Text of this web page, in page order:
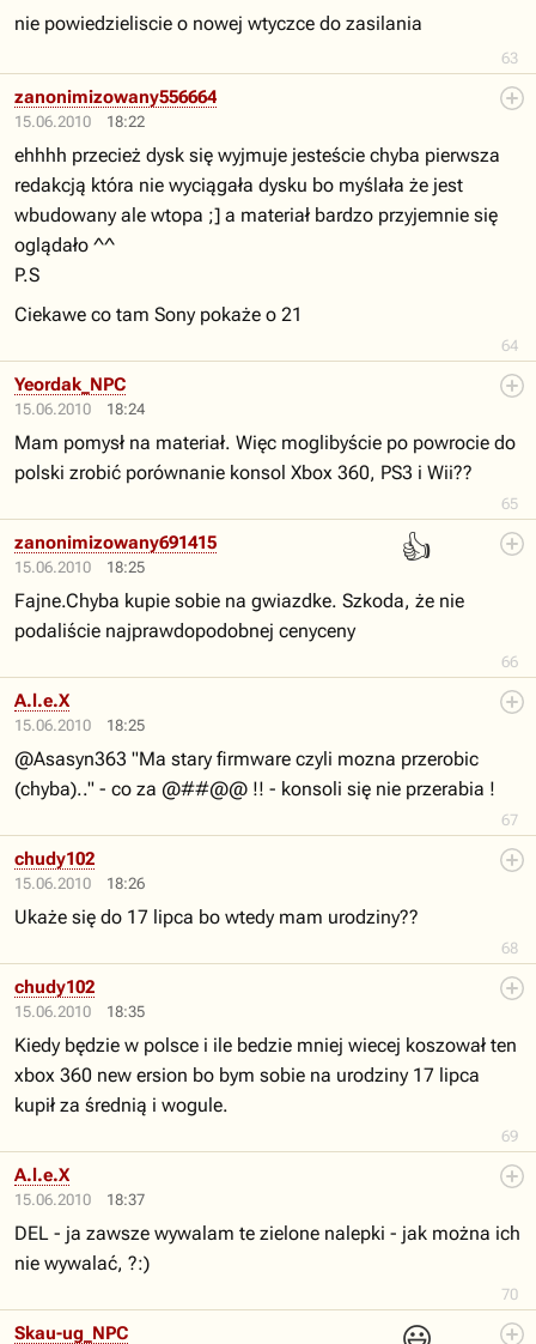
63
nie powiedzieliscie o nowej wtyczce do zasilania
15.06.2010 18:22
64
zanonimizowany556664
ehhhh przecież dysk się wyjmuje jesteście chyba pierwsza
redakcją która nie wyciągała dysku bo myślała że jest
wbudowany ale wtopa ;] a materiał bardzo przyjemnie się
oglądało ^^
P.S
Ciekawe co tam Sony pokaże o 21
15.06.2010 18:24
65
Yeordak_NPC
Mam pomysł na materiał. Więc moglibyście po powrocie do
polski zrobić porównanie konsol Xbox 360, PS3 i Wii??
15.06.2010 18:25
👍
66
zanonimizowany691415
Fajne.Chyba kupie sobie na gwiazdke. Szkoda, że nie
podaliście najprawdopodobnej cenyceny
15.06.2010 18:25
67
A.l.e.X
@Asasyn363 "Ma stary firmware czyli mozna przerobic
(chyba).." - co za @##@@ !! - konsoli się nie przerabia !
15.06.2010 18:26
68
chudy102
Ukaże się do 17 lipca bo wtedy mam urodziny??
15.06.2010 18:35
69
chudy102
Kiedy będzie w polsce i ile bedzie mniej wiecej koszował ten
xbox 360 new ersion bo bym sobie na urodziny 17 lipca
kupił za średnią i wogule.
15.06.2010 18:37
70
A.l.e.X
DEL - ja zawsze wywalam te zielone nalepki - jak można ich
nie wywalać, ?:)
Skau-ug_NPC